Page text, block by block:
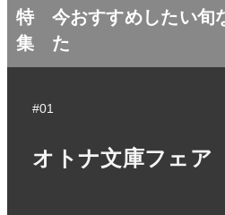
特
集
今おすすめしたい旬
た
#01
オトナ文庫フェア